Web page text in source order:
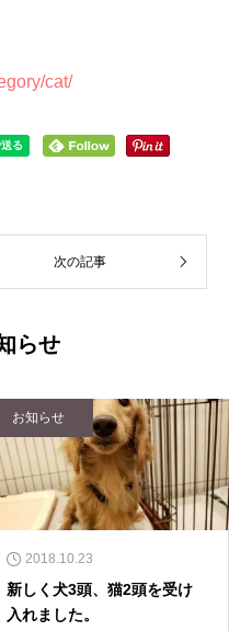
cat/
次の記事
らせ
お知らせ
2018.10.23
新しく犬3頭、猫2頭を受け
入れました。